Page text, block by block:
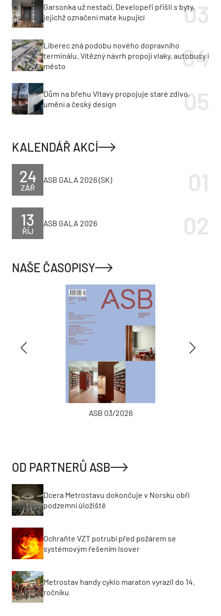
Garsonka už nestačí. Developeři přišli s byty,
jejichž označení mate kupující
Liberec zná podobu nového dopravního
terminálu. Vítězný návrh propojí vlaky, autobusy i
město
Dům na břehu Vltavy propojuje staré zdivo,
umění a český design
KALENDÁŘ AKCÍ
ZÁŘ
24 ASB GALA 2026 (SK)
ŘÍJ
13 ASB GALA 2026
NAŠE ČASOPISY
ASB 03/2026
OD PARTNERŮ ASB
Dcera Metrostavu dokončuje v Norsku obří
podzemní úložiště
Ochraňte VZT potrubí před požárem se
systémovým řešením Isover
Metrostav handy cyklo maraton vyrazil do 14.
ročníku